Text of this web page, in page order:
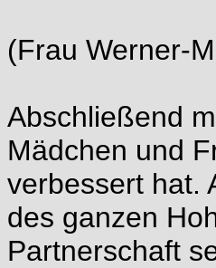
(Frau Werner-
Abschließend
Mädchen und
verbessert hat.
des ganzen
Partnerschaft